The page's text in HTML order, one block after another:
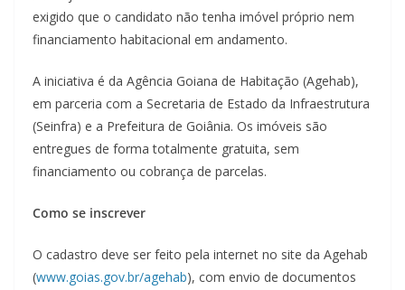
exigido que o candidato não tenha imóvel próprio nem
financiamento habitacional em andamento.
A iniciativa é da Agência Goiana de Habitação (Agehab),
em parceria com a Secretaria de Estado da Infraestrutura
(Seinfra) e a Prefeitura de Goiânia. Os imóveis são
entregues de forma totalmente gratuita, sem
financiamento ou cobrança de parcelas.
Como se inscrever
O cadastro deve ser feito pela internet no site da Agehab
(www.goias.gov.br/agehab), com envio de documentos